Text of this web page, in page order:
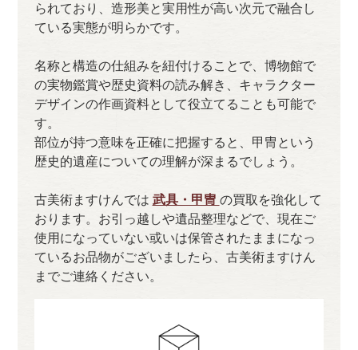
られており、造形美と実用性が高い次元で融合し
ている実態が明らかです。
名称と構造の仕組みを紐付けることで、博物館で
の実物鑑賞や歴史資料の読み解き、キャラクター
デザインの作画資料として役立てることも可能で
す。
部位が持つ意味を正確に把握すると、甲冑という
歴史的遺産についての理解が深まるでしょう。
古美術ますけんでは 武具・甲冑 の買取を強化して
おります。お引っ越しや遺品整理などで、現在ご
使用になっていない或いは保管されたままになっ
ているお品物がございましたら、古美術ますけん
までご連絡ください。